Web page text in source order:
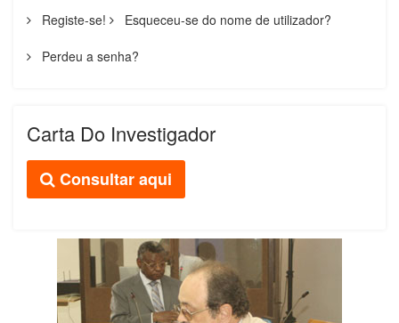
Registe-se! Esqueceu-se do nome de utilizador?
Perdeu a senha?
Carta Do Investigador
Consultar aqui